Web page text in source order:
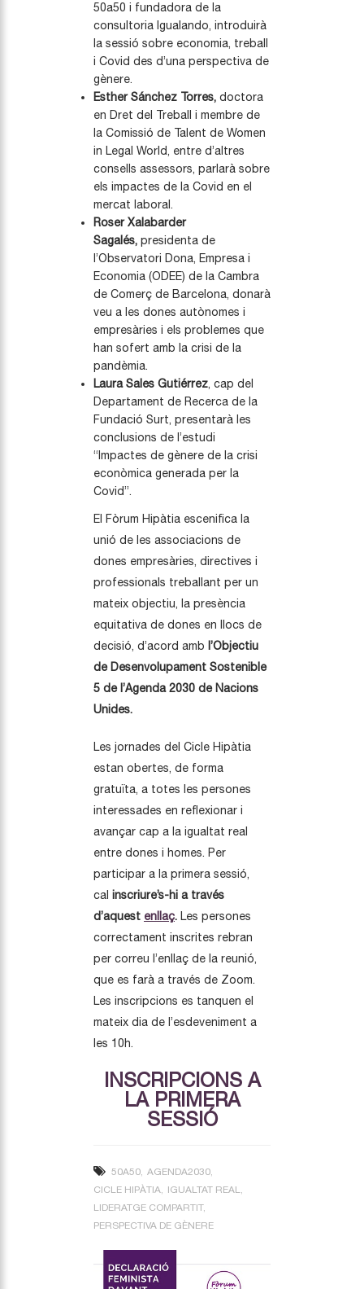
50a50 i fundadora de la
consultoria Igualando, introduirà
la sessió sobre economia, treball
i Covid des d’una perspectiva de
gènere.
Esther Sánchez Torres, doctora
en Dret del Treball i membre de
la Comissió de Talent de Women
in Legal World, entre d’altres
consells assessors, parlarà sobre
els impactes de la Covid en el
mercat laboral.
Roser Xalabarder
Sagalés, presidenta de
l’Observatori Dona, Empresa i
Economia (ODEE) de la Cambra
de Comerç de Barcelona, donarà
veu a les dones autònomes i
empresàries i els problemes que
han sofert amb la crisi de la
pandèmia.
Laura Sales Gutiérrez, cap del
Departament de Recerca de la
Fundació Surt, presentarà les
conclusions de l’estudi
“Impactes de gènere de la crisi
econòmica generada per la
Covid”.
El Fòrum Hipàtia escenifica la
unió de les associacions de
dones empresàries, directives i
professionals treballant per un
mateix objectiu, la presència
equitativa de dones en llocs de
decisió, d’acord amb l’Objectiu
de Desenvolupament Sostenible
5 de l’Agenda 2030 de Nacions
Unides.
Les jornades del Cicle Hipàtia
estan obertes, de forma
gratuïta, a totes les persones
interessades en reflexionar i
avançar cap a la igualtat real
entre dones i homes. Per
participar a la primera sessió,
cal inscriure’s-hi a través
d’aquest enllaç. Les persones
correctament inscrites rebran
per correu l’enllaç de la reunió,
que es farà a través de Zoom.
Les inscripcions es tanquen el
mateix dia de l’esdeveniment a
les 10h.
INSCRIPCIONS A
LA PRIMERA
SESSIÓ
50A50 AGENDA2030
CICLE HIPÀTIA
IGUALTAT REAL
LIDERATGE COMPARTIT
PERSPECTIVA DE GÈNERE